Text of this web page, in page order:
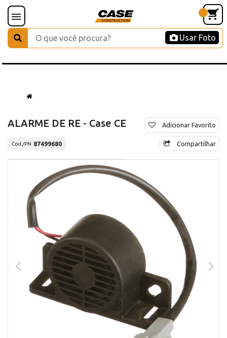
Usar Foto
ALARME DE RE - Case CE
Cód./PN 87499680
Adicionar Favorito
Compartilhar